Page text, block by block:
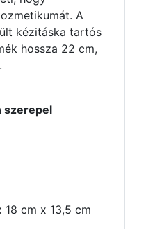
A
kézitáska tartós
hossza 22 cm,
szerepel
18 cm x 13,5 cm